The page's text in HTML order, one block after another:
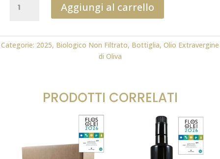
non
ml
Aggiungi al carrello
Categorie: 2025, Biologico Non Filtrato, Bottiglia, Olio Extravergine
di Oliva
PRODOTTI CORRELATI